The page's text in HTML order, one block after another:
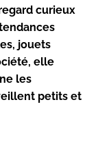
curieux
jouets
elle
les
petits et